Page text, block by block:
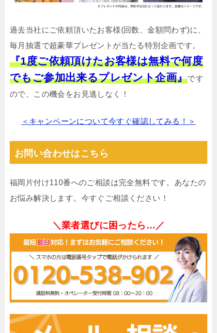
過去当社にご依頼頂いたお客様(回数、金額問わず)に、
毎月抽選で超豪華プレゼントが当たる特別企画です。
『1度ご依頼頂けたお客様は無料で何度
でもご参加出来るプレゼント企画』です
ので、この機会をお見逃しなく！
＜キャンペーンについて今すぐ確認してみる！＞
お問い合わせはこちら
福岡片付け110番へのご相談は完全無料です。あなたの
お悩み解決します。今すぐご相談ください！
＼業者選びに困ったら…／